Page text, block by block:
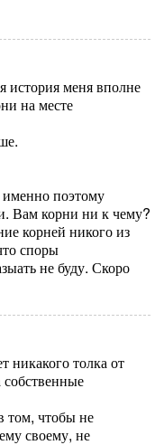
меня вполне
на месте
поэтому
Вам корни ни к чему?
корней никого из
споры
не буду. Скоро
никакого толка от
собственные
том, чтобы не
своему, не